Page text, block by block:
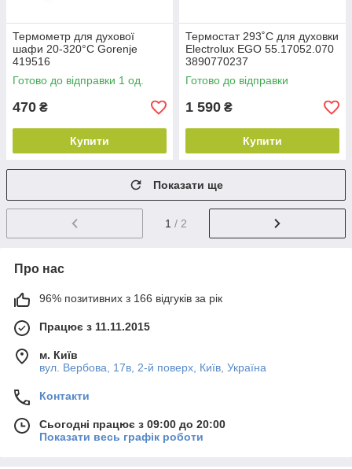
Термометр для духової
шафи 20-320°C Gorenje
419516
Готово до відправки 1 од.
470 ₴
Купити
Термостат 293˚C для духовки
Electrolux EGO 55.17052.070
3890770237
Готово до відправки
1 590 ₴
Купити
Показати ще
1 / 2
Про нас
96% позитивних з 166 відгуків за рік
Працює з 11.11.2015
м. Київ
вул. Вербова, 17в, 2-й поверх, Київ, Україна
Контакти
Сьогодні працює з 09:00 до 20:00
Показати весь графік роботи